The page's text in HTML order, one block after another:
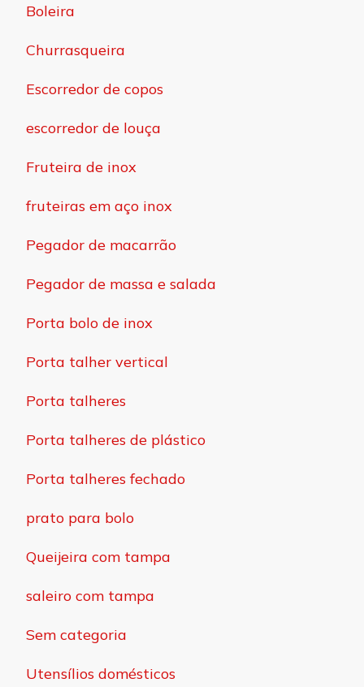
Boleira
Churrasqueira
Escorredor de copos
escorredor de louça
Fruteira de inox
fruteiras em aço inox
Pegador de macarrão
Pegador de massa e salada
Porta bolo de inox
Porta talher vertical
Porta talheres
Porta talheres de plástico
Porta talheres fechado
prato para bolo
Queijeira com tampa
saleiro com tampa
Sem categoria
Utensílios domésticos